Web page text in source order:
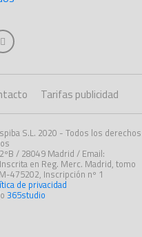
Tarifas publicidad
S.L. 2020 - Todos los derechos
/ 28049 Madrid / Email:
en Reg. Merc. Madrid, tomo
475202, Inscripción nº 1
de privacidad
365studio